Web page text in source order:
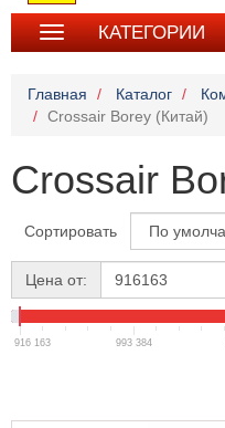
navigation
КАТЕГОРИИ
Главная Каталог
Crossair Borey (Китай)
Crossair
Сортировать
Цена от:
916 163 993 384